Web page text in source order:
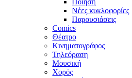
Ποίηση
Νέες κυκλοφορίες
Παρουσιάσεις
Comics
Θέατρο
Κινηματογράφος
Τηλεόραση
Μουσική
Χορός